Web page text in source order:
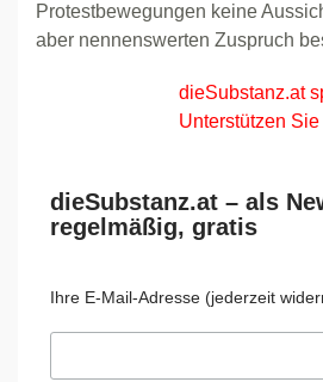
Protestbewegungen keine
aber nennenswerten Zuspruch
dieSubstanz.at
Unterstützen
dieSubstanz.at – als
regelmäßig, gratis
Ihre E-Mail-Adresse (jederzeit